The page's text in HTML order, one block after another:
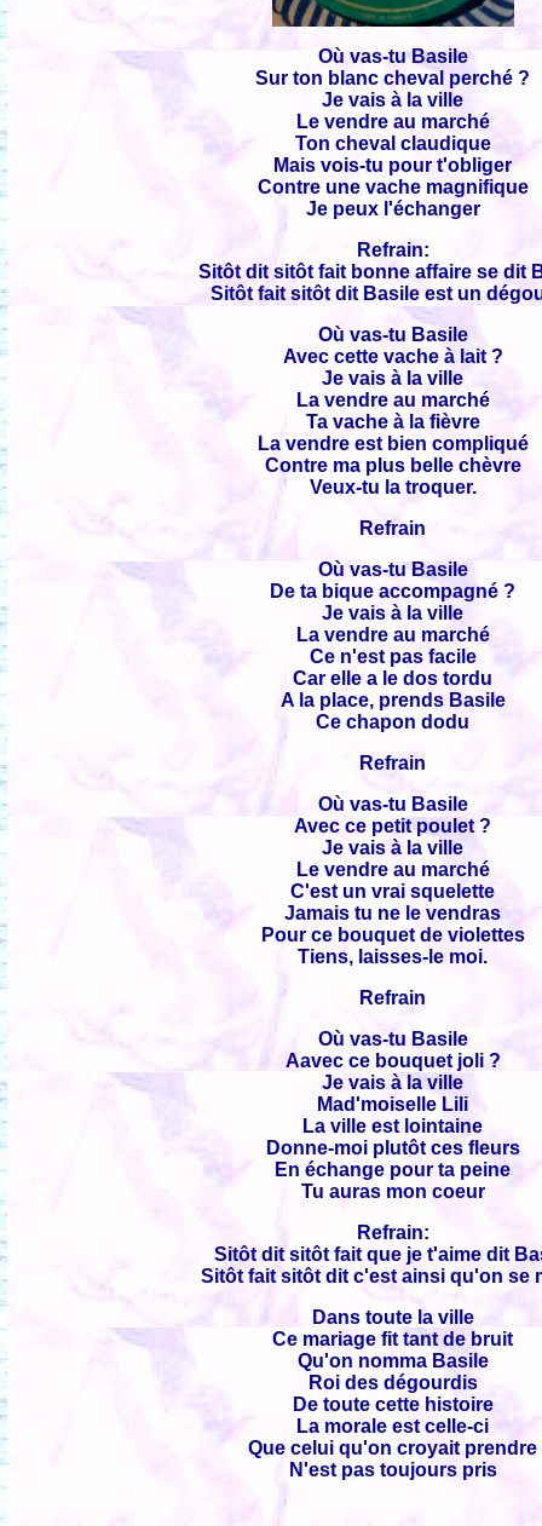
Où vas-tu Basile
Sur ton blanc cheval perché ?
Je vais à la ville
Le vendre au marché
Ton cheval claudique
Mais vois-tu pour t'obliger
Contre une vache magnifique
Je peux l'échanger
Refrain:
Sitôt dit sitôt fait bonne affaire se dit
Sitôt fait sitôt dit Basile est un
Où vas-tu Basile
Avec cette vache à lait ?
Je vais à la ville
La vendre au marché
Ta vache à la fièvre
La vendre est bien compliqué
Contre ma plus belle chèvre
Veux-tu la troquer.
Refrain
Où vas-tu Basile
De ta bique accompagné ?
Je vais à la ville
La vendre au marché
Ce n'est pas facile
Car elle a le dos tordu
A la place, prends Basile
Ce chapon dodu
Refrain
Où vas-tu Basile
Avec ce petit poulet ?
Je vais à la ville
Le vendre au marché
C'est un vrai squelette
Jamais tu ne le vendras
Pour ce bouquet de violettes
Tiens, laisses-le moi.
Refrain
Où vas-tu Basile
Aavec ce bouquet joli ?
Je vais à la ville
Mad'moiselle Lili
La ville est lointaine
Donne-moi plutôt ces fleurs
En échange pour ta peine
Tu auras mon coeur
Refrain:
Sitôt dit sitôt fait que je t'aime dit
Sitôt fait sitôt dit c'est ainsi qu'on se
Dans toute la ville
Ce mariage fit tant de bruit
Qu'on nomma Basile
Roi des dégourdis
De toute cette histoire
La morale est celle-ci
Que celui qu'on croyait prendre
N'est pas toujours pris